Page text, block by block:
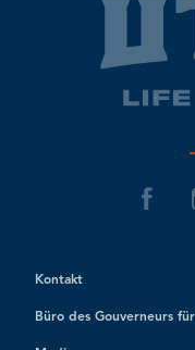
Kontakt
Büro des Gouverneurs